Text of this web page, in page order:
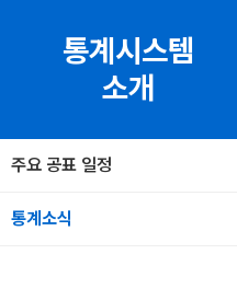
통계시스템
소개
주요 공표 일정
통계소식